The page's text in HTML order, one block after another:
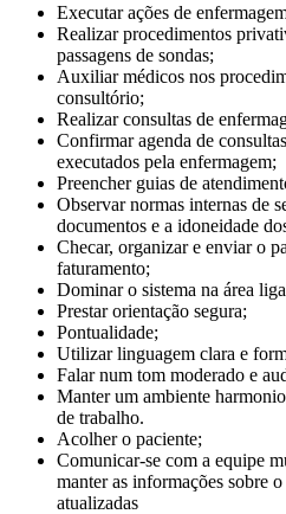
Executar ações de
Realizar procedimentos
passagens de sondas;
Auxiliar médicos nos
consultório;
Realizar consultas de
Confirmar agenda de
executados pela enfermagem;
Preencher guias de
Observar normas internas de
documentos e a idoneidade
Checar, organizar e enviar o
faturamento;
Dominar o sistema na área
Prestar orientação segura;
Pontualidade;
Utilizar linguagem clara e
Falar num tom moderado e
Manter um ambiente
de trabalho.
Acolher o paciente;
Comunicar-se com a equipe
manter as informações sobre
atualizadas